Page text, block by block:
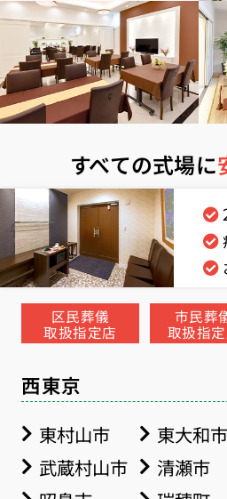
すべての式場に
区民葬儀
取扱指定店
市民葬
取扱指
西東京
東村山市 東大和市
武蔵村山市
清瀬市